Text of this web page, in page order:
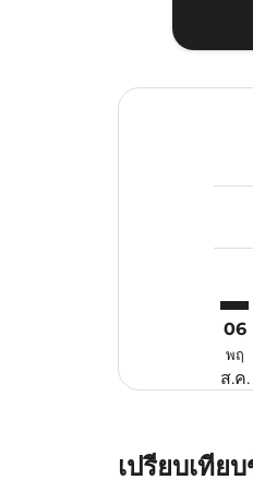
06
พฤ
ส.ค.
เปรียบเทีย